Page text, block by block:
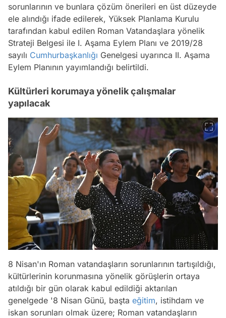
sorunlarının ve bunlara çözüm önerileri en üst düzeyde
ele alındığı ifade edilerek, Yüksek Planlama Kurulu
tarafından kabul edilen Roman Vatandaşlara yönelik
Strateji Belgesi ile I. Aşama Eylem Planı ve 2019/28
sayılı Cumhurbaşkanlığı Genelgesi uyarınca II. Aşama
Eylem Planının yayımlandığı belirtildi.
Kültürleri korumaya yönelik çalışmalar
yapılacak
8 Nisan'ın Roman vatandaşların sorunlarının tartışıldığı,
kültürlerinin korunmasına yönelik görüşlerin ortaya
atıldığı bir gün olarak kabul edildiği aktarılan
genelgede '8 Nisan Günü, başta eğitim, istihdam ve
iskan sorunları olmak üzere; Roman vatandaşların